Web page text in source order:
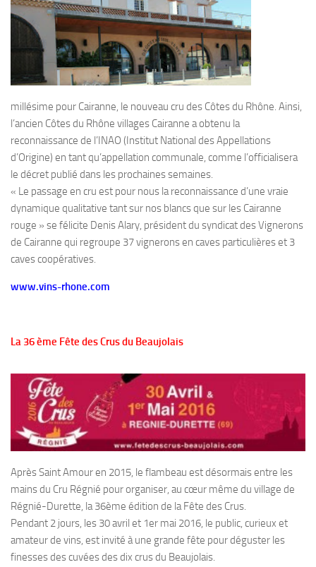
millésime pour Cairanne, le nouveau cru des Côtes du Rhône. Ainsi,
l’ancien Côtes du Rhône villages Cairanne a obtenu la
reconnaissance de l’INAO (Institut National des Appellations
d’Origine) en tant qu’appellation communale, comme l’officialisera
le décret publié dans les prochaines semaines.
« Le passage en cru est pour nous la reconnaissance d’une vraie
dynamique qualitative tant sur nos blancs que sur les Cairanne
rouge » se félicite Denis Alary, président du syndicat des Vignerons
de Cairanne qui regroupe 37 vignerons en caves particulières et 3
caves coopératives.
www.vins-rhone.com
La 36 ème Fête des Crus du Beaujolais
Après Saint Amour en 2015, le flambeau est désormais entre les
mains du Cru Régnié pour organiser, au cœur même du village de
Régnié-Durette, la 36ème édition de la Fête des Crus.
Pendant 2 jours, les 30 avril et 1er mai 2016, le public, curieux et
amateur de vins, est invité à une grande fête pour déguster les
finesses des cuvées des dix crus du Beaujolais.